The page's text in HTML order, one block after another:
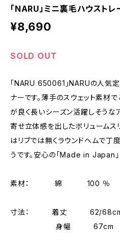
「NARU」ミニ裏毛ハウストレ
¥8,690
SOLD OUT
「NARU 650061」NARUの人気
ナーです。薄手のスウェット素材
が良く長いシーズン活躍しそうな
寄せ立体感を出したボリュームス
はリブでは無くラウンドヘムで
うです。安心の「Made in Japan」
素材： 綿 100 ％
寸法： 着丈 62/
身幅 67cm